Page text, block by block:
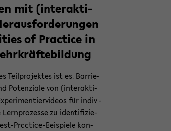
mit (in­ter­ak­ti­
of Prac­ti­ce in
Teil­pro­jek­tes ist es, Bar­rie­
Po­ten­zia­le von (in­ter­ak­ti­
für in­di­vi­
Lern­pro­zes­se zu iden­ti­fi­zie­
​Practice-Beispiele kon­